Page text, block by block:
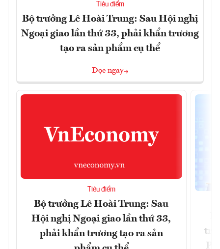
Tiêu điểm
Bộ trưởng Lê Hoài Trung: Sau Hội nghị
Ngoại giao lần thứ 33, phải khẩn trương
tạo ra sản phẩm cụ thể
Đọc ngay
Tiêu điểm
Bộ trưởng Lê Hoài Trung: Sau
Hội nghị Ngoại giao lần thứ 33,
phải khẩn trương tạo ra sản